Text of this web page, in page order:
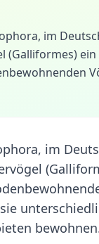
im
(Galliformes)
im